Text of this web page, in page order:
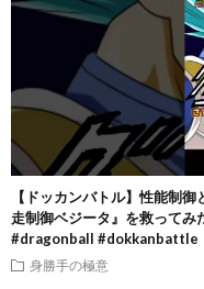
【ドッカンバトル】性能制
走制御ベジータ』を救って
#dragonball #dokkanbattle
身勝手の極意